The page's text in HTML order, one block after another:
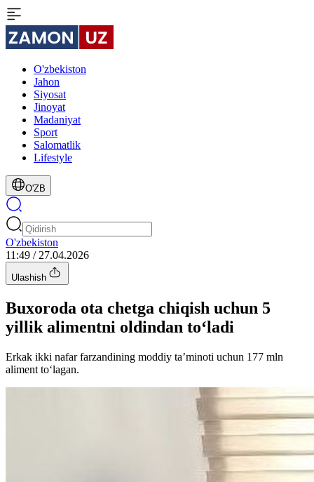
O'zbekiston
Jahon
Siyosat
Jinoyat
Madaniyat
Sport
Salomatlik
Lifestyle
O'ZB
O'zbekiston
11:49 / 27.04.2026
Ulashish
Buxoroda ota chetga chiqish uchun 5
yillik alimentni oldindan to‘ladi
Erkak ikki nafar farzandining moddiy taʼminoti uchun 177 mln
aliment to‘lagan.